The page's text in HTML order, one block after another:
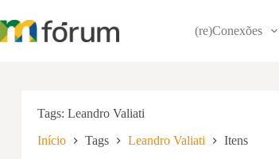
para
o
(re)Conexões
Tags Leandro Valiati
Início Tags Leandro Valiati Itens